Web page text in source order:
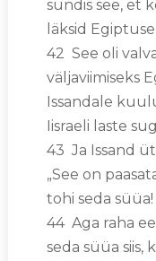
sündis see, et
läksid
42 See oli
väljaviimiseks
Issandale
Iisraeli laste
43 Ja Issand
„See on
tohi seda süüa!
44 Aga raha
seda süüa